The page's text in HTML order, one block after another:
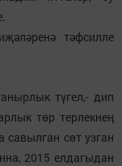
тәфсилле
түгел,- дип
төр терлекнең
сөт узган
2015 елдагыдан